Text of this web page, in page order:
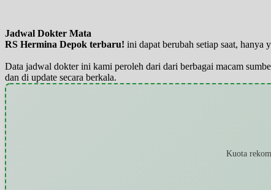
Jadwal Dokter Mata
RS Hermina Depok terbaru! ini dapat berubah setiap saat,
Data jadwal dokter ini kami peroleh dari dari berbagai macam
dan di update secara berkala.
Kuota